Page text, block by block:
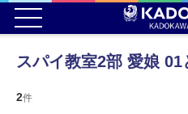
スパイ教室2部 愛娘
2件